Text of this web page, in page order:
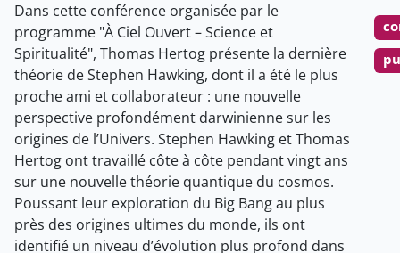
Dans cette conférence organisée par le
programme "À Ciel Ouvert – Science et
Spiritualité", Thomas Hertog présente la dernière
théorie de Stephen Hawking, dont il a été le plus
proche ami et collaborateur : une nouvelle
perspective profondément darwinienne sur les
origines de l’Univers. Stephen Hawking et Thomas
Hertog ont travaillé côte à côte pendant vingt ans
sur une nouvelle théorie quantique du cosmos.
Poussant leur exploration du Big Bang au plus
près des origines ultimes du monde, ils ont
identifié un niveau d’évolution plus profond dans